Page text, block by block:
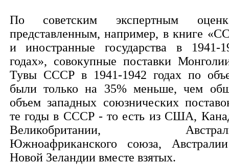
По советским экспертным
представленным, например, в книге
и иностранные государства в 1941-
годах», совокупные поставки
Тувы СССР в 1941-1942 годах по
были только на 35% меньше, чем
объем западных союзнических
те годы в СССР - то есть из США,
Великобритании,
Южноафриканского союза,
Новой Зеландии вместе взятых.